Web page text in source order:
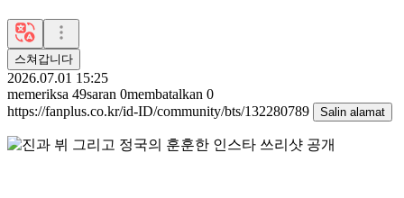
스쳐갑니다
2026.07.01 15:25
memeriksa 49saran 0membatalkan 0
https://fanplus.co.kr/id-ID/community/bts/132280789
Salin alamat